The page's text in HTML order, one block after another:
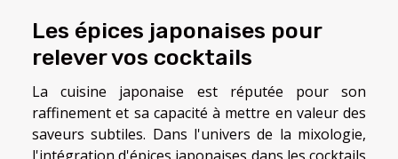
Les épices japonaises pour
relever vos cocktails
La cuisine japonaise est réputée pour son
raffinement et sa capacité à mettre en valeur des
saveurs subtiles. Dans l'univers de la mixologie,